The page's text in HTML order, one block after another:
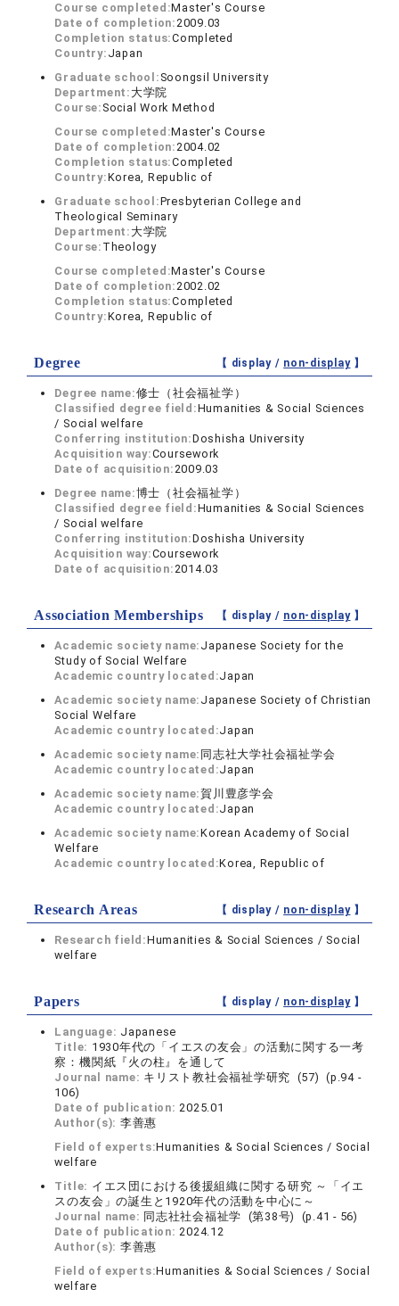
Course completed:Master's Course
Date of completion:2009.03
Completion status:Completed
Country: Japan
Graduate school: Soongsil University
Department: 大学院
Course: Social Work Method
Course completed:Master's Course
Date of completion:2004.02
Completion status:Completed
Country:Korea, Republic of
Graduate school:Presbyterian College and
Theological Seminary
Department: 大学院
Course: Theology
Course completed:Master's Course
Date of completion:2002.02
Completion status:Completed
Country:Korea, Republic of
Degree 【 display / non-display】
Degree name:修士（社会福祉学）
Classified degree field:Humanities & Social Sciences
/ Social welfare
Conferring institution:Doshisha University
Acquisition way:Coursework
Date of acquisition:2009.03
Degree name:博士（社会福祉学）
Classified degree field:Humanities & Social Sciences
/ Social welfare
Conferring institution:Doshisha University
Acquisition way:Coursework
Date of acquisition:2014.03
Association Memberships 【 display / non-display】
Academic society name: Japanese Society for the
Study of Social Welfare
Academic country located:Japan
Academic society name: Japanese Society of Christian
Social Welfare
Academic country located:Japan
Academic society name: 同志社大学社会福祉学会
Academic country located:Japan
Academic society name:賀川豊彦学会
Academic country located:Japan
Academic society name:Korean Academy of Social
Welfare
Academic country located:Korea, Republic of
Research Areas 【 display / non-display】
Research field:Humanities & Social Sciences / Social
welfare
Papers 【 display / non-display】
Language: Japanese
Title: 1930年代の「イエスの友会」の活動に関する一考
察：機関紙『火の柱』を通して
Journal name: キリスト教社会福祉学研究 (57) (p.94 -
106)
Date of publication:2025.01
Author(s): 李善惠
Field of experts:Humanities & Social Sciences / Social
welfare
Title: イエス団における後援組織に関する研究 ～「イエ
スの友会」の誕生と1920年代の活動を中心に～
Journal name: 同志社社会福祉学 (第38号) (p.41 - 56)
Date of publication:2024.12
Author(s): 李善惠
Field of experts:Humanities & Social Sciences / Social
welfare